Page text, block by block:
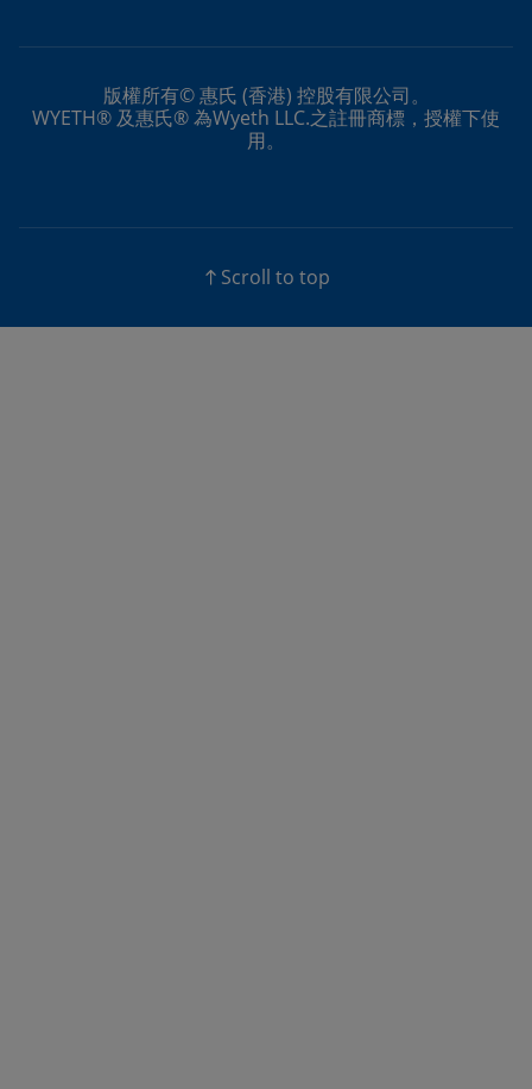
版權所有© 惠氏 (香港) 控股有限公司。
WYETH® 及惠氏® 為Wyeth LLC.之註冊商標，授權下使
用。
Scroll to top